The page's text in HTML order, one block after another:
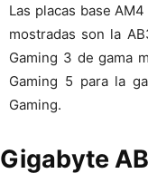
Las placas base
mostradas son la
Gaming 3 de gama
Gaming 5 para la
Gaming.
Gigabyte